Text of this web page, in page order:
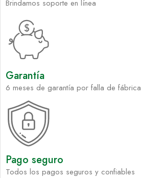
Brindamos soporte en línea
Garantía
6 meses de garantía por falla de fábrica
Pago seguro
Todos los pagos seguros y confiables